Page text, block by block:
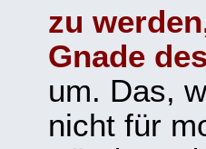
zu
Gnade
um. Das,
nicht für